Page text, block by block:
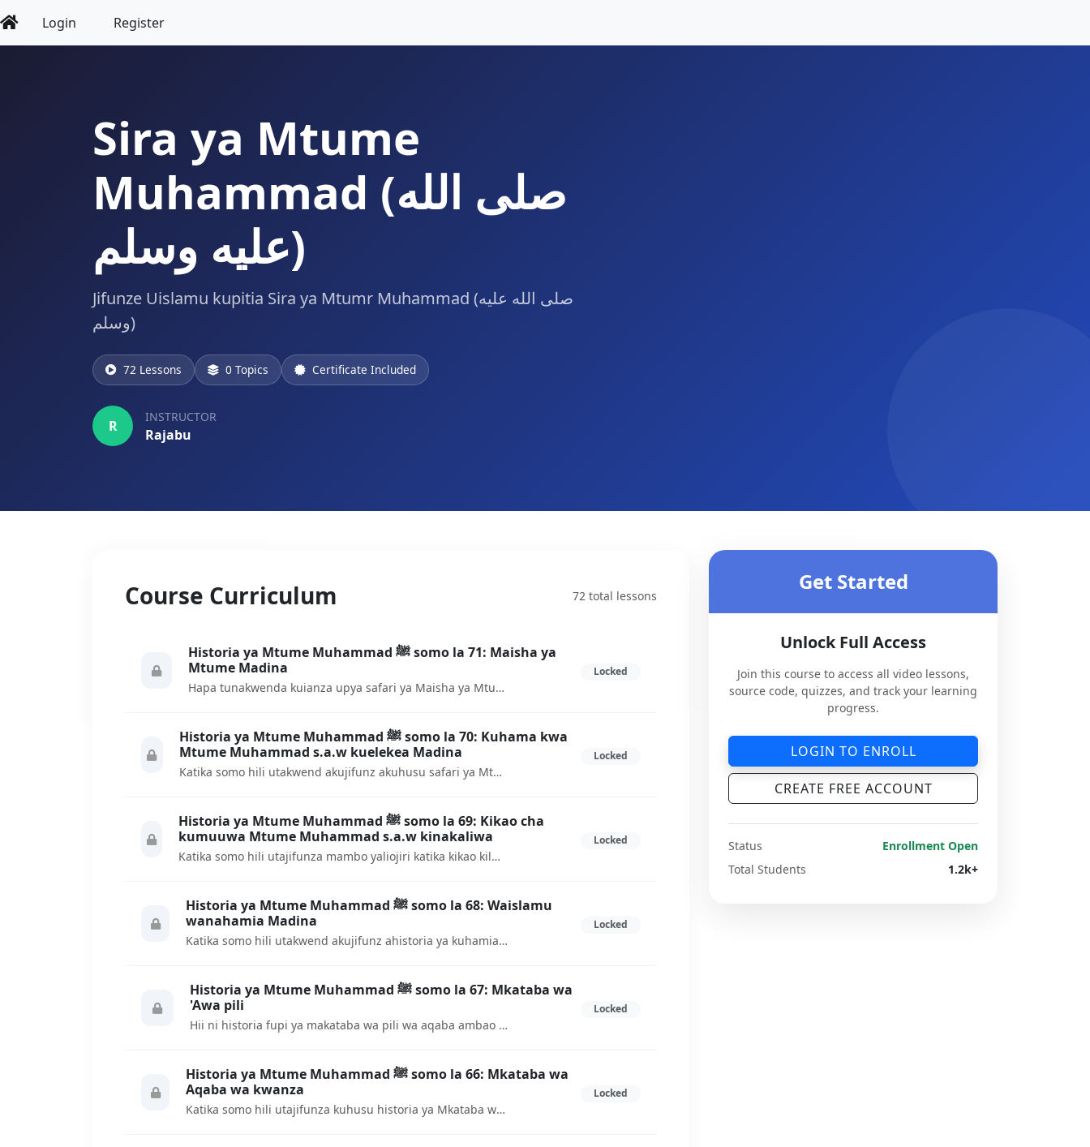
Login Register
Sira ya Mtume
Muhammad (صلى الله
عليه وسلم)
Jifunze Uislamu kupitia Sira ya Mtumr Muhammad (صلى الله عليه
وسلم)
72 Lessons 0 Topics Certificate Included
R
INSTRUCTOR
Rajabu
Course Curriculum 72 total lessons
Historia ya Mtume Muhammad ﷺ somo la 71: Maisha ya
Mtume Madina
Hapa tunakwenda kuianza upya safari ya Maisha ya Mtume akiwa Madina
Locked
Historia ya Mtume Muhammad ﷺ somo la 70: Kuhama kwa
Mtume Muhammad s.a.w kuelekea Madina
Katika somo hili utakwend akujifunz akuhusu safari ya Mtume Muhammad s.a.w kuelekea Madina. Utajifunza changamoto za safari alizokutana nazo.
Locked
Historia ya Mtume Muhammad ﷺ somo la 69: Kikao cha
kumuuwa Mtume Muhammad s.a.w kinakaliwa
Katika somo hili utajifunza mambo yaliojiri katika kikao kilicho andaliwa kwa ajili ya kumuuwa Mtue Muhammad s.a.w. Katika kikao hiki mpaka Iblis alihudhuria
Locked
Historia ya Mtume Muhammad ﷺ somo la 68: Waislamu
wanahamia Madina
Katika somo hili utakwend akujifunz ahistoria ya kuhamia Madina kwa waisalmau. Namna ambavyo walihama na mateso waliokuwa wakiyapata.
Locked
Historia ya Mtume Muhammad ﷺ somo la 67: Mkataba wa
'Awa pili
Hii ni historia fupi ya makataba wa pili wa aqaba ambao ulifanywa kati ya Mtume wa Allah na waislamu wa Madina kutoka katika makbila ya aws na Khazraj
Locked
Historia ya Mtume Muhammad ﷺ somo la 66: Mkataba wa
Aqaba wa kwanza
Katika somo hili utajifunza kuhusu historia ya Mkataba wa Aqaba wa kwanza
Locked
Get Started
Unlock Full Access
Join this course to access all video lessons,
source code, quizzes, and track your learning
progress.
LOGIN TO ENROLL
CREATE FREE ACCOUNT
Status
Enrollment Open
Total Students
1.2k+